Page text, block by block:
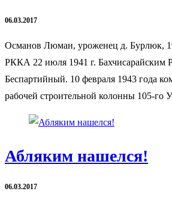
06.03.2017
Османов Люман, уроженец д. Бурлюк,
РККА 22 июля 1941 г.
Беспартийный. 10 февраля 1943 года
рабочей строительной колонны 105-го
Абляким нашелся!
06.03.2017